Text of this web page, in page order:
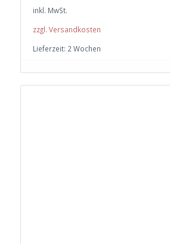
inkl. MwSt.
zzgl. Versandkosten
Lieferzeit: 2 Wochen